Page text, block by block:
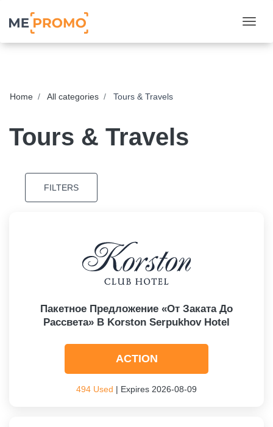
Home All categories Tours & Travels
Tours & Travels
FILTERS
Пакетное Предложение «От Заката До
Рассвета» В Korston Serpukhov Hotel
ACTION
494 Used | Expires 2026-08-09